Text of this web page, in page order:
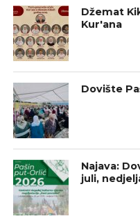
Džemat
Kur'ana
Dovište
Najava:
juli,